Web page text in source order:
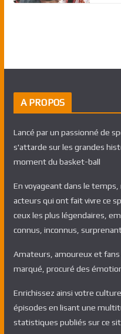
A PROPOS
Lancé par un passionné de
s'attarde sur les grandes
moment du basket-ball
En voyageant dans le
acteurs qui ont fait vivre ce
ceux les plus légendaires,
connus, inconnus,
Amateurs, amoureux et fans
marqué, procuré des
Enrichissez ainsi votre
épisodes en lisant une
statistiques publiés sur ce